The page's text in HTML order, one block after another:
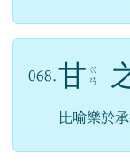
068. 甘 ㄍ
ㄢ
比喻樂於